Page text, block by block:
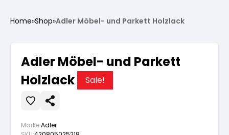
Vorbereitung
Wasserlösliche Grundierung
Lacke
Vorbereitung
Autoreparatur
Vorbereitung
Innenfarben
Home»Shop»Adler Möbel- und Parkett Holzlack
Adler Möbel- und Parkett
Holzlack
Sale!
Marke:Adler